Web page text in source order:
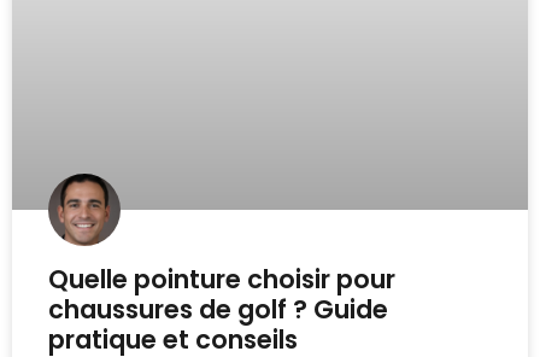
Quelle pointure choisir pour
chaussures de golf ? Guide
pratique et conseils